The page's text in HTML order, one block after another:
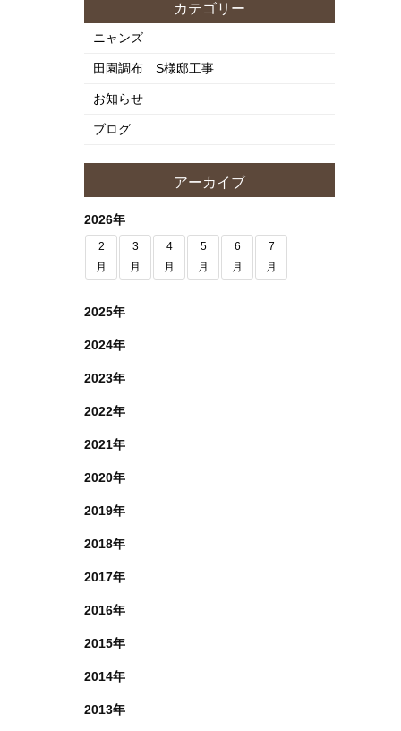
カテゴリー
ニャンズ
田園調布 S様邸工事
お知らせ
ブログ
アーカイブ
2026年
2
月
3
月
4
月
5
月
6
月
7
月
2025年
2024年
2023年
2022年
2021年
2020年
2019年
2018年
2017年
2016年
2015年
2014年
2013年